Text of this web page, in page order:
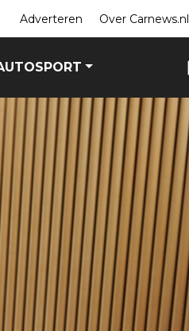
Adverteren Over Carnews.nl